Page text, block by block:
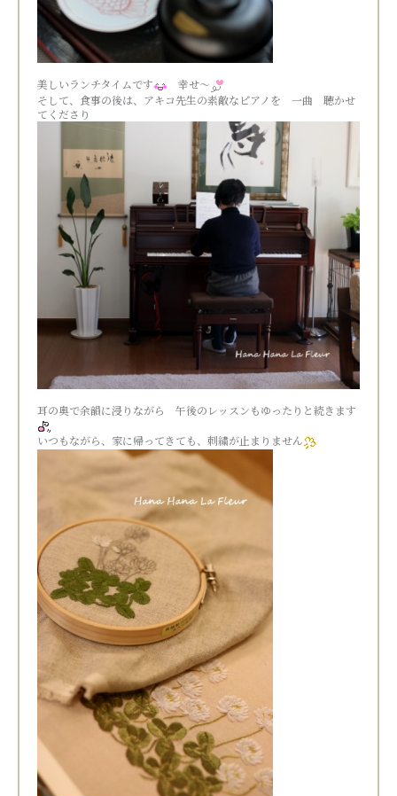
美しいランチタイムです
幸せ～
そして、食事の後は、アキコ先生の素敵なピアノを 一曲 聴かせ
てくださり
耳の奥で余韻に浸りながら 午後のレッスンもゆったりと続きます
いつもながら、家に帰ってきても、刺繍が止まりません